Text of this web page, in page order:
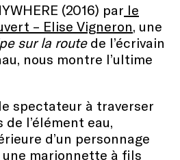
(2016) par le
– Elise Vigneron, une
sur la routede l’écrivain
nous montre l’ultime
spectateur à traverser
l’élément eau,
d’un personnage
marionnette à fils